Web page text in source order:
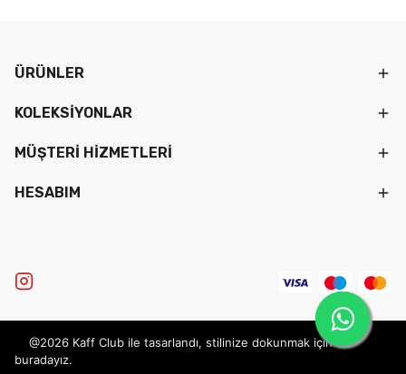
ÜRÜNLER
KOLEKSİYONLAR
MÜŞTERİ HİZMETLERİ
HESABIM
@2026 Kaff Club ile tasarlandı, stilinize dokunmak için
buradayız.